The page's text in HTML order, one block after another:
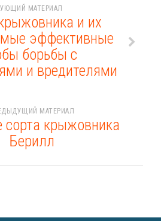
МАТЕРИАЛ
и их
эффективные
борьбы с
и вредителями
МАТЕРИАЛ
сорта крыжовника
Берилл